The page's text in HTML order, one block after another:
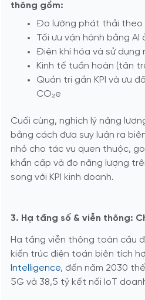
thông gồm:
Đo lường phát thải theo
Tối ưu vận hành bằng
Điện khí hóa và sử dụng
Kinh tế tuần hoàn (tân
Quản trị gắn KPI và ưu
CO₂e
Cuối cùng, nghịch lý năng
bằng cách đưa suy luận ra
nhỏ cho tác vụ quen thuộc,
khẩn cấp và đo năng lượng
song với KPI kinh doanh.
3. Hạ tầng số & viễn thông:
Hạ tầng viễn thông toàn cầu
kiến trúc điện toán biên tích
Intelligence, đến năm 2030
5G và 38,5 tỷ kết nối IoT